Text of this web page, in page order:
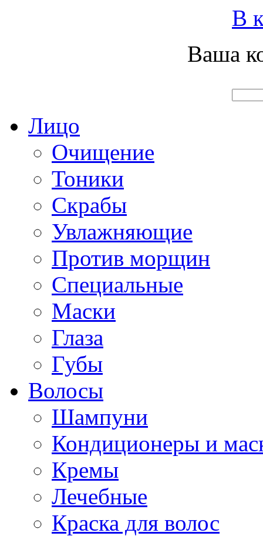
В
Ваша
Лицо
Очищение
Тоники
Скрабы
Увлажняющие
Против морщин
Специальные
Маски
Глаза
Губы
Волосы
Шампуни
Кондиционеры и
Кремы
Лечебные
Краска для волос